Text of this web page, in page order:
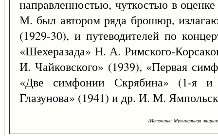
направленностью, чуткостью в
М. был автором ряда брошюр,
(1929-30), и путеводителей по
«Шехеразада» Н. А. Римского-
И. Чайковского» (1939), «Первая
«Две симфонии Скрябина» (1-я и
Глазунова» (1941) и др. И. М.
(Источник: Музыкальная